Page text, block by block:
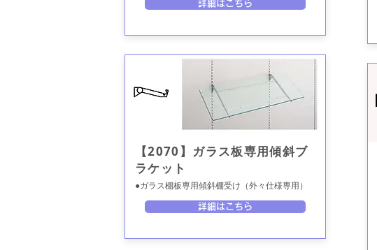
詳細はこちら
【2070】ガラス板専用傾斜ブ
ラケット
●ガラス棚板専用傾斜棚受け（外々仕様専用）
詳細はこちら